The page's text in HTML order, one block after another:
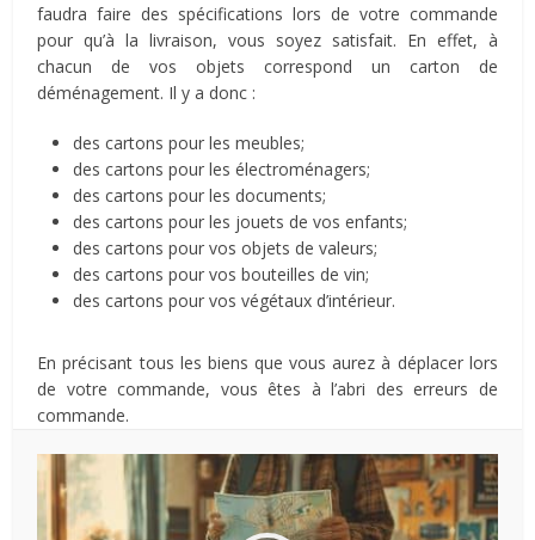
faudra faire des spécifications lors de votre commande
pour qu’à la livraison, vous soyez satisfait. En effet, à
chacun de vos objets correspond un carton de
déménagement. Il y a donc :
des cartons pour les meubles;
des cartons pour les électroménagers;
des cartons pour les documents;
des cartons pour les jouets de vos enfants;
des cartons pour vos objets de valeurs;
des cartons pour vos bouteilles de vin;
des cartons pour vos végétaux d’intérieur.
En précisant tous les biens que vous aurez à déplacer lors
de votre commande, vous êtes à l’abri des erreurs de
commande.